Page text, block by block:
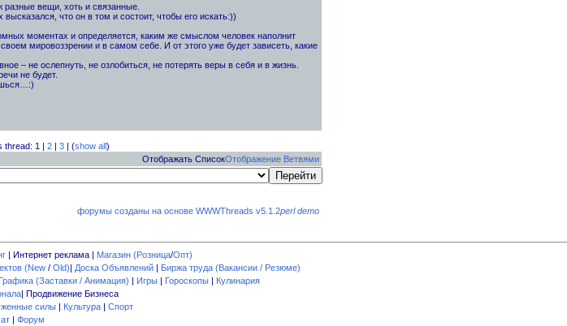
вещи, хоть и связанные.
что он в том и состоит, чтобы его искать:))
моментах и определяется, каким же смыслом человек наполнит
мировоззрении и в самом себе. И от этого уже будет зависеть, какие
– не ослепнуть, не озлобиться, не потерять веры в себя и в жизнь.
не будет.
thread: 1 | 2| 3| (show all)
Отображать СписокОтображение Ветвями
форумы созданы на основе WWWThreads v5.1.2perl demo
| Интернет реклама | Магазин (Розница/Опт)
(New / Old)| Доска Объявлений | Биржа труда (Вакансии / Резюме)
Графика (Заставки / Анимация) | Игры | Гороскопы | Кулинария
| Продвижение Бизнеса
силы | Культура | Спорт
| Форум